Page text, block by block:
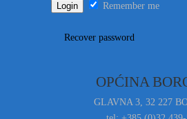
Remember me
Recover password
OPĆINA
GLAVNA 3, 32 227